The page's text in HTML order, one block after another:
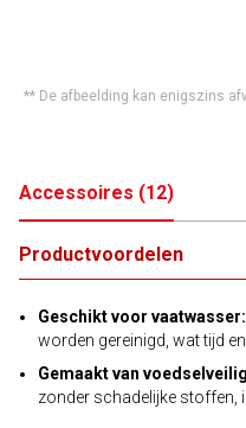
** De afbeelding kan enigszins
Accessoires (12)
Productvoordelen
Geschikt voor vaatwasser:
worden gereinigd, wat tijd
Gemaakt van
zonder schadelijke stoffen,